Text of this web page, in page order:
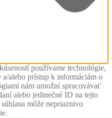
používame technológie,
alebo prístup k informáciám o
nám umožní spracovávať
alebo jedinečné ID na tejto
môže nepriaznivo